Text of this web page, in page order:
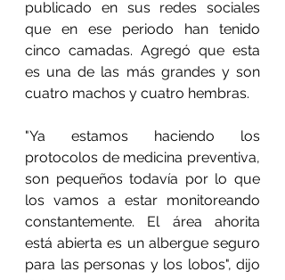
publicado en sus redes sociales
que en ese periodo han tenido
cinco camadas. Agregó que esta
es una de las más grandes y son
cuatro machos y cuatro hembras.
"Ya estamos haciendo los
protocolos de medicina preventiva,
son pequeños todavía por lo que
los vamos a estar monitoreando
constantemente. El área ahorita
está abierta es un albergue seguro
para las personas y los lobos", dijo